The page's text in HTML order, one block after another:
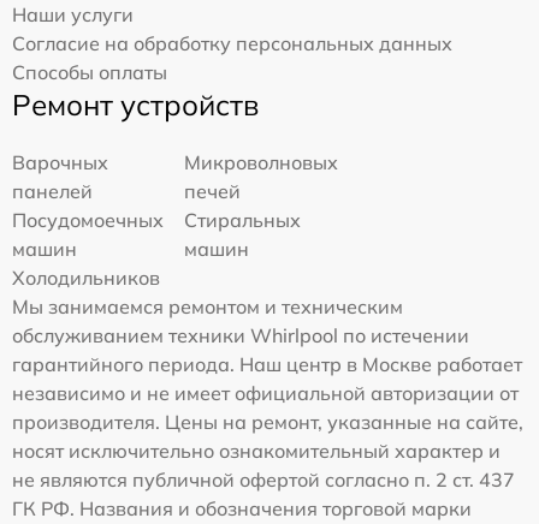
Наши услуги
Согласие на обработку персональных данных
Способы оплаты
Ремонт устройств
Варочных
панелей
Микроволновых
печей
Посудомоечных
машин
Стиральных
машин
Холодильников
Мы занимаемся ремонтом и техническим
обслуживанием техники Whirlpool по истечении
гарантийного периода. Наш центр в Москве работает
независимо и не имеет официальной авторизации от
производителя. Цены на ремонт, указанные на сайте,
носят исключительно ознакомительный характер и
не являются публичной офертой согласно п. 2 ст. 437
ГК РФ. Названия и обозначения торговой марки